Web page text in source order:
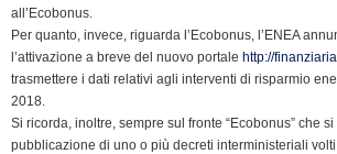
all’Ecobonus.
Per quanto, invece, riguarda l’Ecobonus, l’ENEA
l’attivazione a breve del nuovo portale http://
trasmettere i dati relativi agli interventi di risparmio
2018.
Si ricorda, inoltre, sempre sul fronte “Ecobonus” che
pubblicazione di uno o più decreti interministeriali